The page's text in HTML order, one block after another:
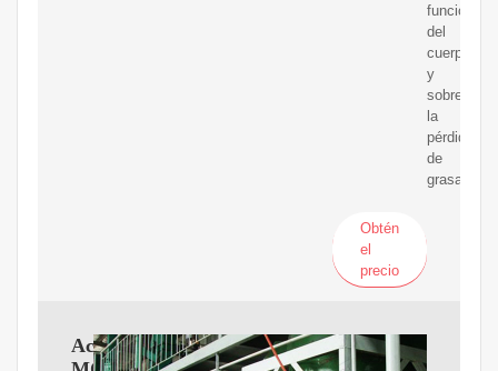
del
cuerpo
y
sobre
la
pérdida
de
grasa.
Obtén
el
precio
Aceite